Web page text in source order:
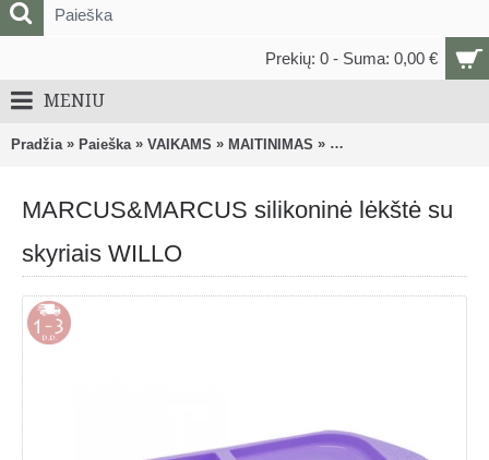
Prekių: 0 - Suma: 0,00 €
MENIU
Pradžia » Paieška » VAIKAMS » MAITINIMAS » Vaikiški dubenėliai,
MARCUS&MARCUS silikoninė lėkštė su
skyriais WILLO